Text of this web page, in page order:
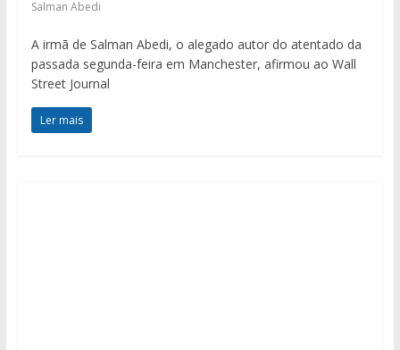
Salman Abedi
A irmã de Salman Abedi, o alegado autor do atentado da
passada segunda-feira em Manchester, afirmou ao Wall
Street Journal
Ler mais